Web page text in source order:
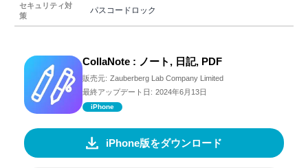
セキュリティ対
策
パスコードロック
CollaNote : ノート, 日記, PDF
販売元: Zauberberg Lab Company Limited
最終アップデート日: 2024年6月13日
iPhone
iPhone版をダウンロード